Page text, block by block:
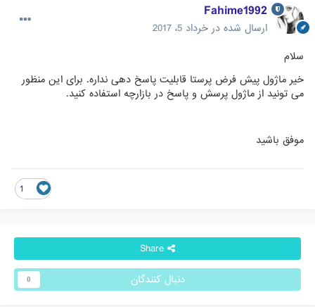
Fahime1992
ارسال شده در خرداد 5، 2017
سلام
خیر ماژول پیش فرض پرستا قابلیت پاسخ دهی نداره. برای این منظور
می تونید از ماژول پرسش و پاسخ در بازارچه استفاده کنید.
موفق باشید
Share
دنبال کنندگان